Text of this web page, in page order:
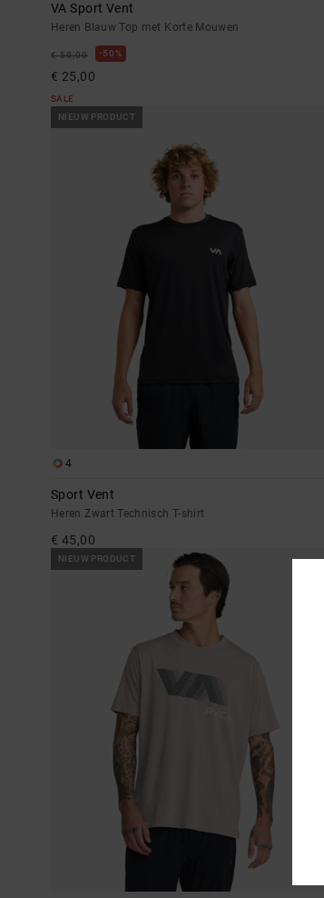
VA Sport Vent
Heren Blauw Top met Korte Mouwen
€ 50,00 50%
€ 25,00
SALE
NIEUW PRODUCT
4
Sport Vent
Heren Zwart Technisch T-shirt
€ 45,00
NIEUW PRODUCT